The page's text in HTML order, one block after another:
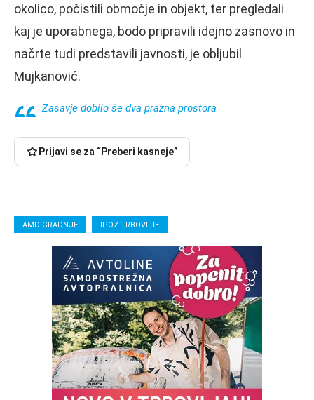
okolico, počistili območje in objekt, ter pregledali
kaj je uporabnega, bodo pripravili idejno zasnovo in
načrte tudi predstavili javnosti, je obljubil
Mujkanović.
Zasavje dobilo še dva prazna prostora
Prijavi se za “Preberi kasneje”
AMD GRADNJE IPOZ TRBOVLJE